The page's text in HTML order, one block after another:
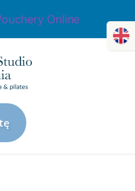
Online